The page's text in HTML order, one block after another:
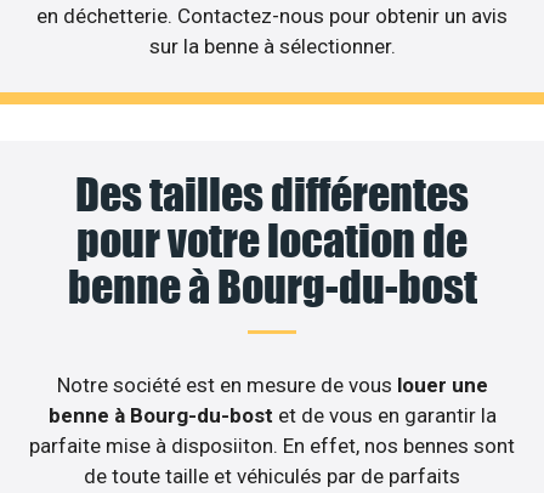
en déchetterie. Contactez-nous pour obtenir un avis
sur la benne à sélectionner.
Des tailles différentes
pour votre location de
benne à Bourg-du-bost
Notre société est en mesure de vous louer une
benne à Bourg-du-bost et de vous en garantir la
parfaite mise à disposiiton. En effet, nos bennes sont
de toute taille et véhiculés par de parfaits